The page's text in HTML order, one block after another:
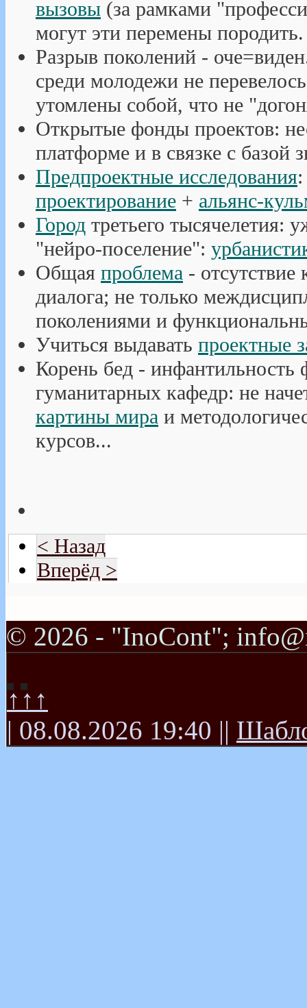
вызовы (за рамками
могут эти перемены породить.
Разрыв поколений -
среди молодежи не
утомлены собой, что не
Открытые фонды проектов:
платформе и в связке с базой
Предпроектные исследования
проектирование + альянс-
Город третьего тысячелетия:
"нейро-поселение":
Общая проблема - отсутствие
диалога; не только
поколениями и
Учиться выдавать проектные
Корень бед - инфантильность
гуманитарных кафедр: не
картины мира и
курсов...
< Назад
Вперёд >
© 2026 - "InoCont";
↑↑↑
| 08.08.2026 19:40 ||